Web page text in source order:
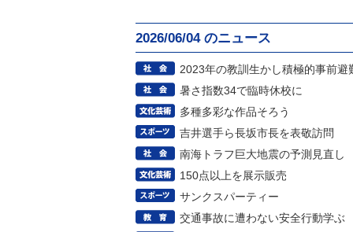
2026/06/04 のニュース
2023年の教訓生かし積極的事前避
暑さ指数34で臨時休校に
多種多彩な作品そろう
吉井選手ら長坂市長を表敬訪問
南海トラフ巨大地震の予測見直し
150点以上を展示販売
サンクスパーティー
交通事故に遭わない安全行動学ぶ